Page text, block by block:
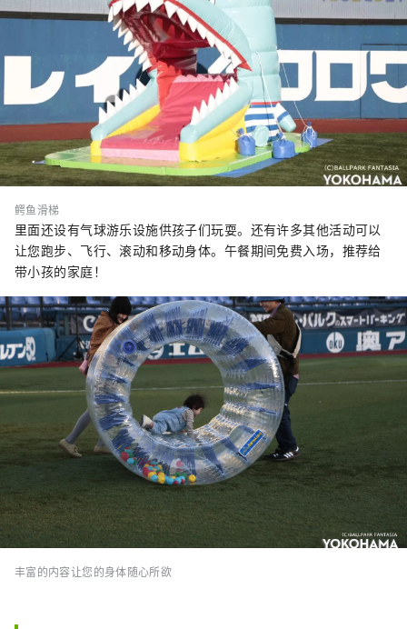
鳄鱼滑梯
里面还设有气球游乐设施供孩子们玩耍。还有许多其他活动可以
让您跑步、飞行、滚动和移动身体。午餐期间免费入场，推荐给
带小孩的家庭！
丰富的内容让您的身体随心所欲